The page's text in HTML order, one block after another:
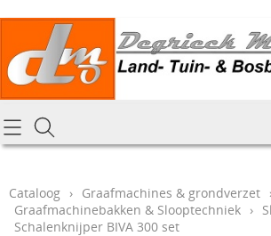
Homepagina
Tractoren & aanbouwdelen
Hoe online bestellen
Cataloog › Graafmachines & grondverzet
Graafmachinebakken & Slooptechniek ›
Schalenknijper BIVA 300 set